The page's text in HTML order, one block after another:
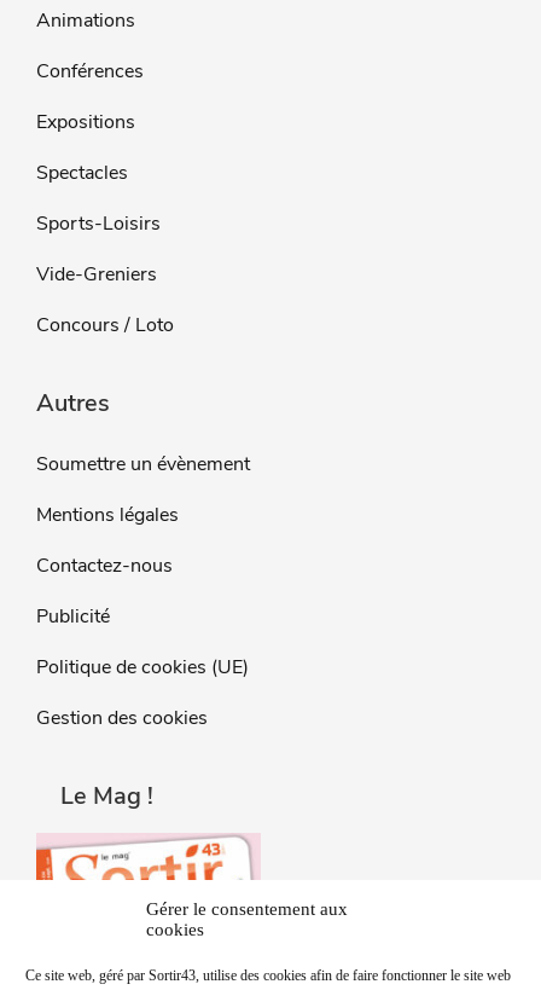
Gérer le consentement aux
cookies
Ce site web, géré par Sortir43, utilise des cookies afin de faire fonctionner le site web
Animations
Conférences
Expositions
Spectacles
Sports-Loisirs
Vide-Greniers
Concours / Loto
Autres
Soumettre un évènement
Mentions légales
Contactez-nous
Publicité
Politique de cookies (UE)
Gestion des cookies
Le Mag !